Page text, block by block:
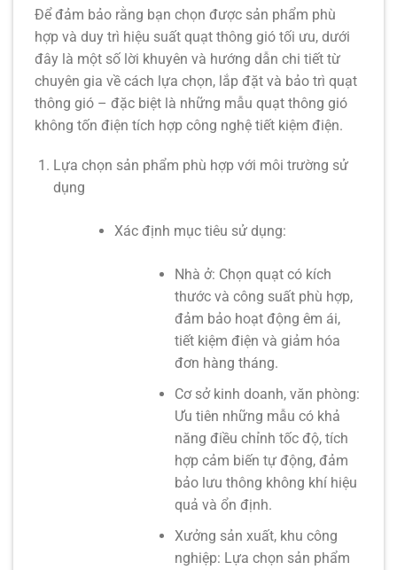
Để đảm bảo rằng bạn chọn được sản phẩm phù
hợp và duy trì hiệu suất quạt thông gió tối ưu, dưới
đây là một số lời khuyên và hướng dẫn chi tiết từ
chuyên gia về cách lựa chọn, lắp đặt và bảo trì quạt
thông gió – đặc biệt là những mẫu quạt thông gió
không tốn điện tích hợp công nghệ tiết kiệm điện.
Lựa chọn sản phẩm phù hợp với môi trường sử
dụng
Xác định mục tiêu sử dụng:
Nhà ở: Chọn quạt có kích
thước và công suất phù hợp,
đảm bảo hoạt động êm ái,
tiết kiệm điện và giảm hóa
đơn hàng tháng.
Cơ sở kinh doanh, văn phòng:
Ưu tiên những mẫu có khả
năng điều chỉnh tốc độ, tích
hợp cảm biến tự động, đảm
bảo lưu thông không khí hiệu
quả và ổn định.
Xưởng sản xuất, khu công
nghiệp: Lựa chọn sản phẩm